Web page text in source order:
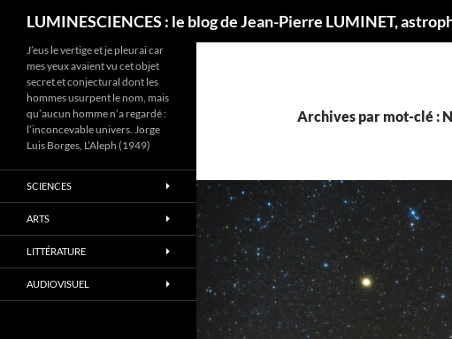
LUMINESCIENCES : le blog de Jean-Pierre LUMINET,
Archives par mot-clé :
J’eus le vertige et je pleurai car
mes yeux avaient vu cet objet
secret et conjectural dont les
hommes usurpent le nom, mais
qu’aucun homme n’a regardé :
l’inconcevable univers. Jorge
Luis Borges, L’Aleph (1949)
SCIENCES
ARTS
LITTÉRATURE
AUDIOVISUEL